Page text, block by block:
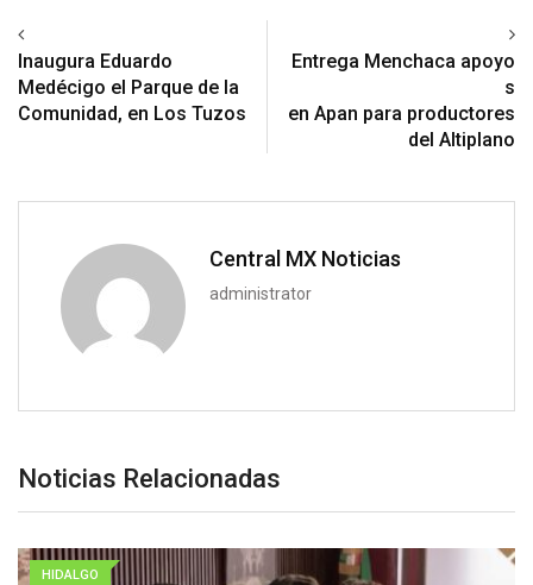
Inaugura Eduardo
Medécigo el Parque de la
Comunidad, en Los Tuzos
Entrega Menchaca apoyo
s
en Apan para productores
del Altiplano
Central MX Noticias
administrator
Noticias Relacionadas
HIDALGO